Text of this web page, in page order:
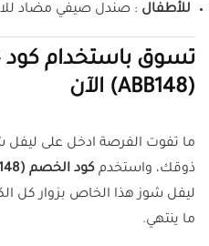
للأطفال : صندل صيفي مضاد
تسوق باستخدام
(ABB148) الآن
ما تفوت الفرصة ادخل على ليفل
ذوقك، واستخدم كود الخصم (ABB148)
ليفل شوز هذا الخاص بزوار كل
ما ينتهي.